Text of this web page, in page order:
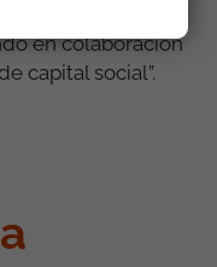
abordar
en colaboración
capital social”.